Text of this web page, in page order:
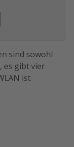
sind sowohl
es gibt vier
ist